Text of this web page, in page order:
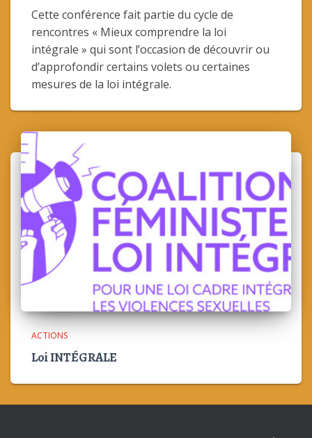
Cette conférence fait partie du cycle de
rencontres « Mieux comprendre la loi
intégrale » qui sont l’occasion de découvrir ou
d’approfondir certains volets ou certaines
mesures de la loi intégrale.
ACTIONS
Loi INTÉGRALE